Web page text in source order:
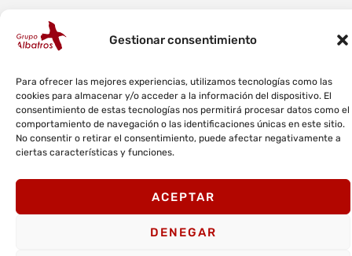
Gestionar consentimiento
Para ofrecer las mejores experiencias, utilizamos tecnologías como las
cookies para almacenar y/o acceder a la información del dispositivo. El
consentimiento de estas tecnologías nos permitirá procesar datos como el
comportamiento de navegación o las identificaciones únicas en este sitio.
No consentir o retirar el consentimiento, puede afectar negativamente a
ciertas características y funciones.
ACEPTAR
DENEGAR
Política de cookies